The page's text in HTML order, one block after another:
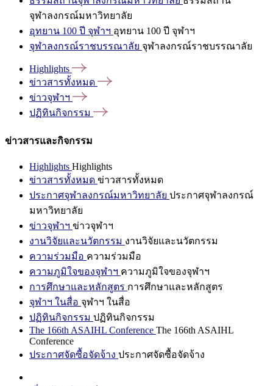
จุฬาลงกรณ์มหาวิทยาลัย
อุทยาน 100 ปี จุฬาฯ อุทยาน 100 ปี จุฬาฯ
จุฬาลงกรณ์ราชบรรณาลัย จุฬาลงกรณ์ราชบรรณาลัย
Highlights
ข่าวสารทั้งหมด
ข่าวจุฬาฯ
ปฏิทินกิจกรรม
ข่าวสารและกิจกรรม
Highlights Highlights
ข่าวสารทั้งหมด ข่าวสารทั้งหมด
ประกาศจุฬาลงกรณ์มหาวิทยาลัย ประกาศจุฬาลงกรณ์
มหาวิทยาลัย
ข่าวจุฬาฯ ข่าวจุฬาฯ
งานวิจัยและนวัตกรรม งานวิจัยและนวัตกรรม
ความร่วมมือ ความร่วมมือ
ความภูมิใจของจุฬาฯ ความภูมิใจของจุฬาฯ
การศึกษาและหลักสูตร การศึกษาและหลักสูตร
จุฬาฯ ในสื่อ จุฬาฯ ในสื่อ
ปฏิทินกิจกรรม ปฏิทินกิจกรรม
The 166th ASAIHL Conference The 166th ASAIHL
Conference
ประกาศจัดซื้อจัดจ้าง ประกาศจัดซื้อจัดจ้าง